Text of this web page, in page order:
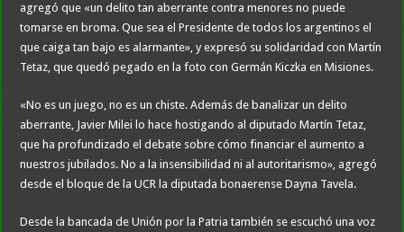
agregó que «un delito tan aberrante contra menores no puede
tomarse en broma. Que sea el Presidente de todos los argentinos el
que caiga tan bajo es alarmante», y expresó su solidaridad con Martín
Tetaz, que quedó pegado en la foto con Germán Kiczka en Misiones.
«No es un juego, no es un chiste. Además de banalizar un delito
aberrante, Javier Milei lo hace hostigando al diputado Martín Tetaz,
que ha profundizado el debate sobre cómo financiar el aumento a
nuestros jubilados. No a la insensibilidad ni al autoritarismo», agregó
desde el bloque de la UCR la diputada bonaerense Dayna Tavela.
Desde la bancada de Unión por la Patria también se escuchó una voz